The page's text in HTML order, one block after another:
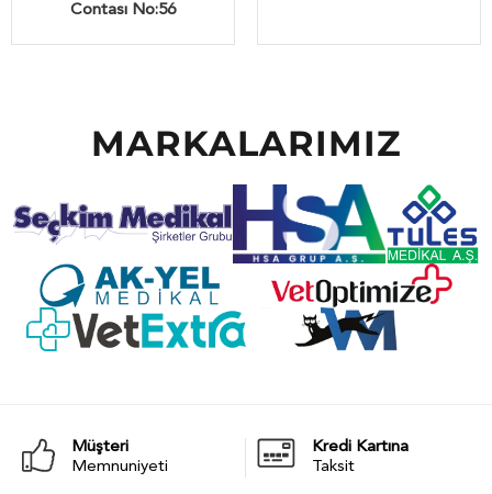
Contası No:56
MARKALARIMIZ
Müşteri
Memnuniyeti
Kredi Kartına
Taksit